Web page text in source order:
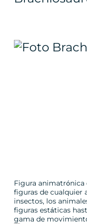
Figura animatrónica
figuras de cualquier
insectos, los
figuras estáticas
gama de